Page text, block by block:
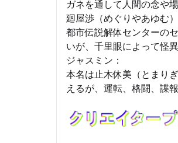
ガネを通して人間の念や
廻屋渉（めぐりやあゆむ）
都市伝説解体センターの
いが、千里眼によって怪
ジャスミン：
本名は止木休美（とまり
えるが、運転、格闘、諜